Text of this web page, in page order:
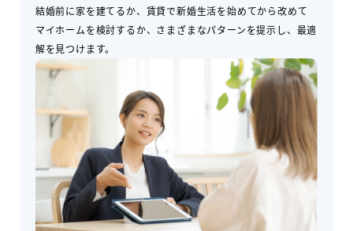
結婚前に家を建てるか、賃貸で新婚生活を始めてから改めて
マイホームを検討するか、さまざまなパターンを提示し、最適
解を見つけます。